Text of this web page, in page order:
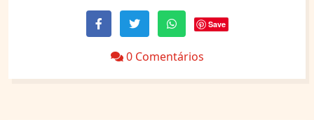
Save
0 Comentários